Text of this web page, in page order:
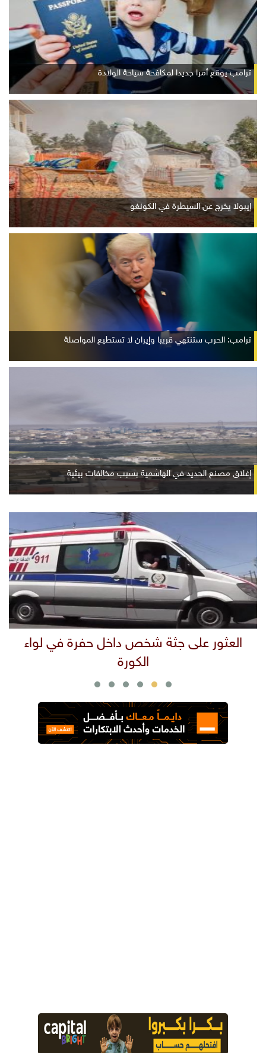
ترامب يوقع أمرا جديدا لمكافحة سياحة الولادة
إيبولا يخرج عن السيطرة في الكونغو
ترامب: الحرب ستنتهي قريبا وإيران لا تستطيع المواصلة
إغلاق مصنع الحديد في الهاشمية بسبب مخالفات بيئية
العثور على جثة شخص داخل حفرة في لواء
الكورة